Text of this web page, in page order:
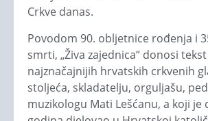
Crkve danas.
Povodom 90. obljetnice rođenja i
smrti, „Živa zajednica“ donosi
najznačajnijih hrvatskih crkvenih
stoljeća, skladatelju, orguljašu,
muzikologu Mati Lešćanu, a koji je